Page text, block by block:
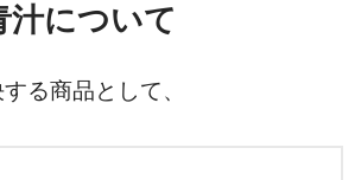
汁について
る商品として、